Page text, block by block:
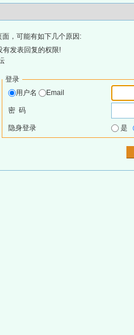
，可能有如下几个原因:
有发表回复的权限!
登录
用户名
Email
密 码
隐身登录 是